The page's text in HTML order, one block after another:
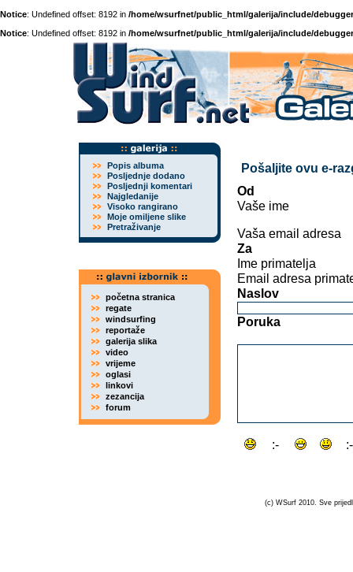
Notice: Undefined offset: 8192 in /home/wsurfnet/public_html/galerija/include/
Notice: Undefined offset: 8192 in /home/wsurfnet/public_html/galerija/include/
Popis albuma
Posljednje dodano
Posljednji komentari
Najgledanije
Visoko rangirano
Moje omiljene slike
Pretraživanje
početna stranica
regate
windsurfing
reportaže
galerija slika
video
vrijeme
oglasi
linkovi
zezancija
forum
Pošaljite ovu e-
Od
Vaše ime
Vaša email adresa
Za
Ime primatelja
Email adresa
Naslov
Poruka
(c) WSurf 2010. Sve